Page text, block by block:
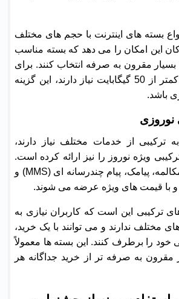
بسته های اینترنت با حجم های مختلف
این امکان را می دهد که بسته مناسب
بسیار مقرون به صرفه انتخاب کنند. برای
افرادی که به حجم کمتر از 50 گیگابایت نیاز دارند، این گزینه
باشد.
نوروزی
ترکیبی از خدمات مختلف نیاز دارند،
ویژه نوروز را نیز ارائه کرده است.
این بسته ها شامل مکالمه، پیامک، پیام چندرسانه ای (MMS) و
و با قیمت های ویژه عرضه می شوند.
ترکیبی این است که کاربران نیازی به
مختلف ندارند و می توانند با یک خرید،
خود را برطرف کنند. این بسته ها معمولاً
مقرون به صرفه تر از خرید جداگانه هر